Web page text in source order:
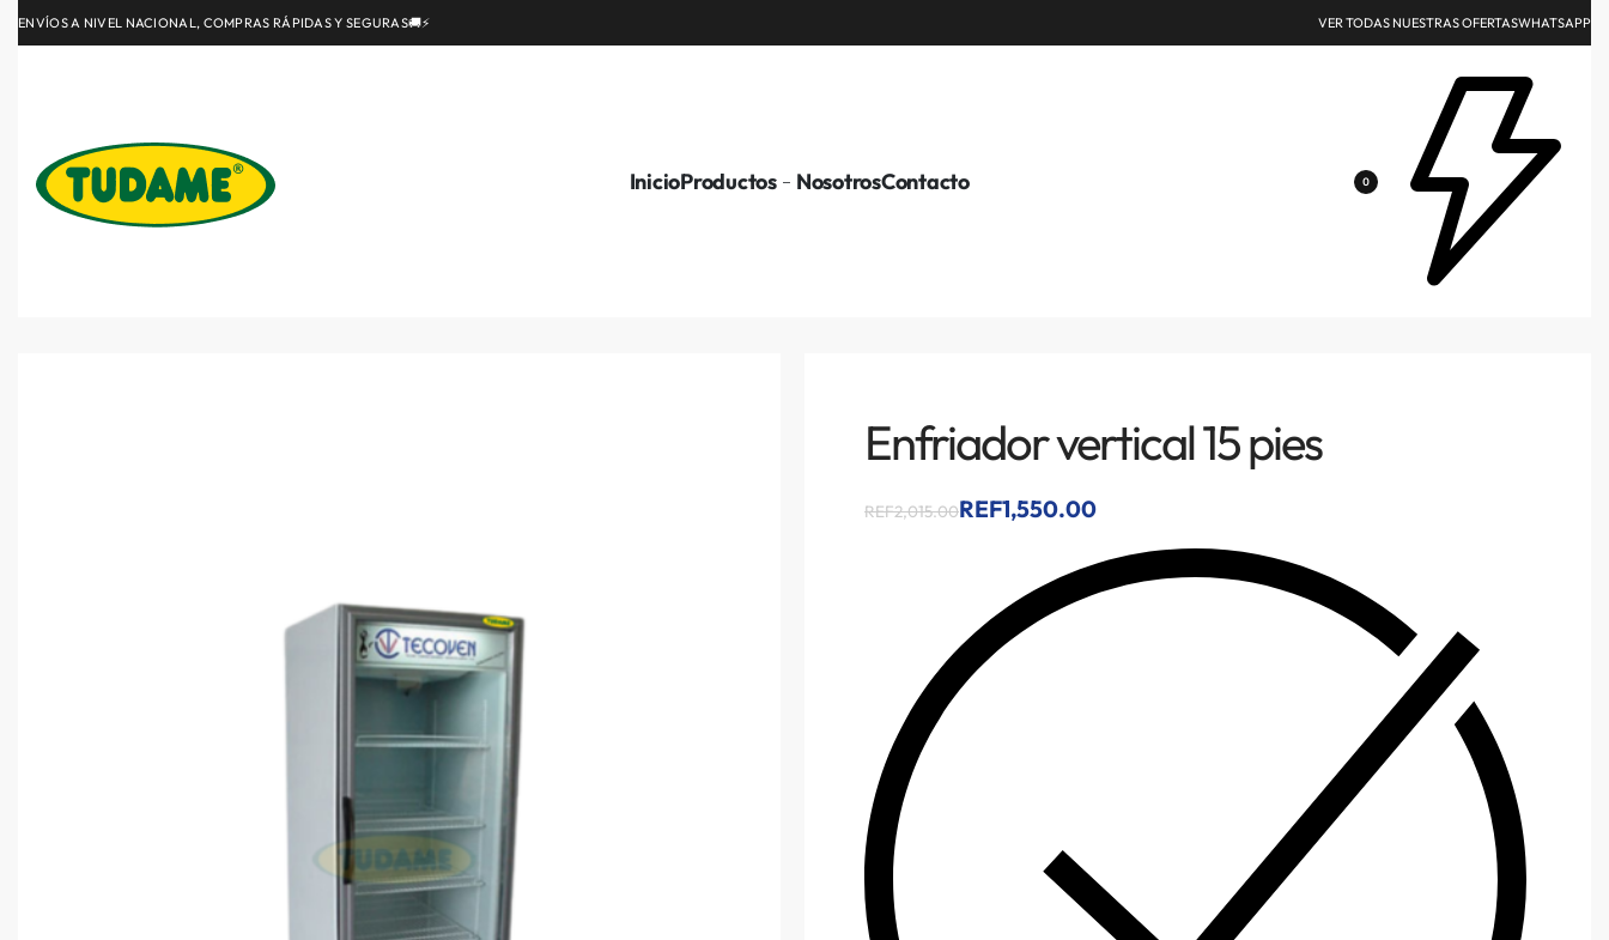
ENVÍOS A NIVEL NACIONAL, COMPRAS RÁPIDAS Y SEGURAS🚚⚡ VER TODAS NUESTRAS OFERTASWHATSAPP
InicioProductos NosotrosContacto 0
Enfriador vertical 15 pies
REF2,015.00REF1,550.00